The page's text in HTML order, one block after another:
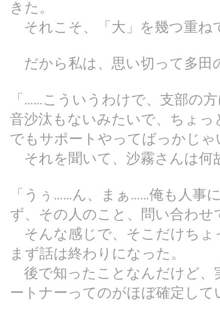
きた。
それこそ、「大」を幾つ重ね
だから私は、思い切って多田
「……こういうわけで、支部の
音沙汰もないみたいで、ちょ
でもサポートやってばっかじ
それを聞いて、沙霧さんは何
「うぅ……ん、まぁ……俺も人事
ず、その人のこと、問い合わ
そんな感じで、そこだけちょ
まず話は終わりになった。
後で知ったことなんだけど、
ートナーってのがほぼ確定し